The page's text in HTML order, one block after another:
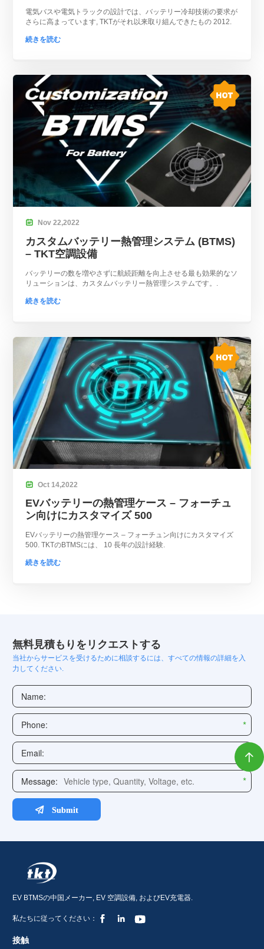
電気バスや電気トラックの設計では、バッテリー冷却技術の要求が
さらに高まっています, TKTがそれ以来取り組んできたもの 2012.
続きを読む
 Nov 22,2022
カスタムバッテリー熱管理システム (BTMS)
– TKT空調設備
バッテリーの数を増やさずに航続距離を向上させる最も効果的なソ
リューションは、カスタムバッテリー熱管理システムです。.
続きを読む
 Oct 14,2022
EVバッテリーの熱管理ケース – フォーチュ
ン向けにカスタマイズ 500
EVバッテリーの熱管理ケース – フォーチュン向けにカスタマイズ
500. TKTのBTMSには、 10 長年の設計経験.
続きを読む

無料見積もりをリクエストする
当社からサービスを受けるために相談するには、すべての情報の詳細を入
力してください.
EV BTMSの中国メーカー, EV 空調設備, およびEV充電器.
私たちに従ってください：   
接触